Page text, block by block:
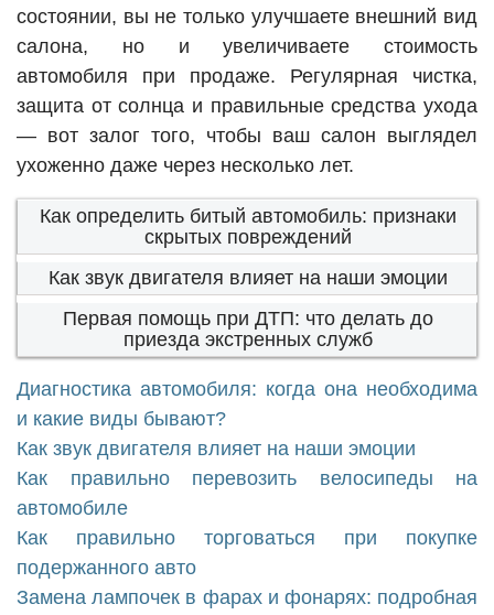
состоянии, вы не только улучшаете внешний вид
салона, но и увеличиваете стоимость
автомобиля при продаже. Регулярная чистка,
защита от солнца и правильные средства ухода
— вот залог того, чтобы ваш салон выглядел
ухоженно даже через несколько лет.
Как определить битый автомобиль: признаки
скрытых повреждений
Как звук двигателя влияет на наши эмоции
Первая помощь при ДТП: что делать до
приезда экстренных служб
Диагностика автомобиля: когда она необходима
и какие виды бывают?
Как звук двигателя влияет на наши эмоции
Как правильно перевозить велосипеды на
автомобиле
Как правильно торговаться при покупке
подержанного авто
Замена лампочек в фарах и фонарях: подробная